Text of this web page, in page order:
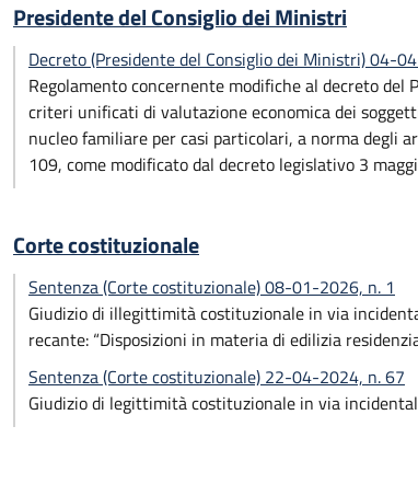
Presidente del Consiglio dei Ministri
Decreto (Presidente del Consiglio dei Ministri) 04-
Regolamento concernente modifiche al decreto
criteri unificati di valutazione economica dei
nucleo familiare per casi particolari, a norma degli
109, come modificato dal decreto legislativo 3
Corte costituzionale
Sentenza (Corte costituzionale) 08-01-2026, n. 1
Giudizio di illegittimità costituzionale in via
recante: “Disposizioni in materia di edilizia
Sentenza (Corte costituzionale) 22-04-2024, n. 67
Giudizio di legittimità costituzionale in via